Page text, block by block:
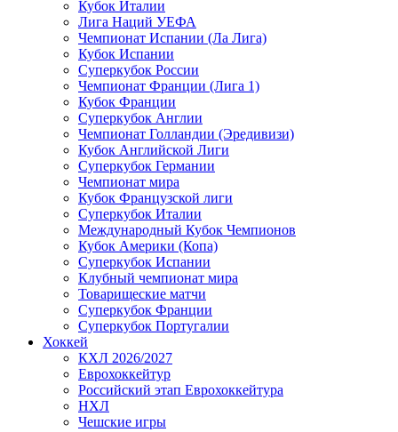
Кубок Италии
Лига Наций УЕФА
Чемпионат Испании (Ла Лига)
Кубок Испании
Суперкубок России
Чемпионат Франции (Лига 1)
Кубок Франции
Суперкубок Англии
Чемпионат Голландии (Эредивизи)
Кубок Английской Лиги
Суперкубок Германии
Чемпионат мира
Кубок Французской лиги
Суперкубок Италии
Международный Кубок Чемпионов
Кубок Америки (Копа)
Суперкубок Испании
Клубный чемпионат мира
Товарищеские матчи
Суперкубок Франции
Суперкубок Португалии
Хоккей
КХЛ 2026/2027
Еврохоккейтур
Российский этап Еврохоккейтура
НХЛ
Чешские игры